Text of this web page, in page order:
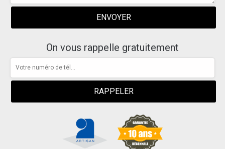
On vous rappelle gratuitement